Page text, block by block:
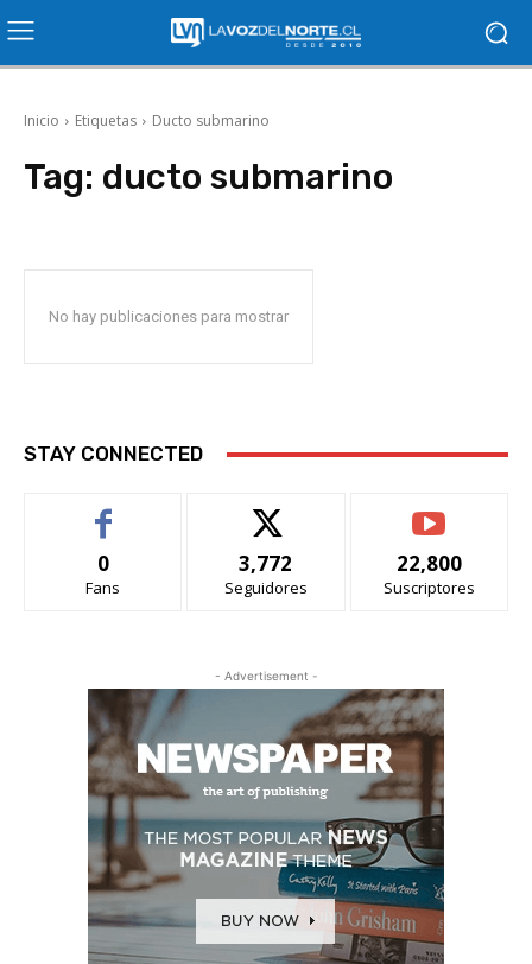
Inicio Etiquetas Ducto submarino
Tag: ducto submarino
No hay publicaciones para mostrar
STAY CONNECTED
0
Fans
3,772
Seguidores
22,800
Suscriptores
- Advertisement -